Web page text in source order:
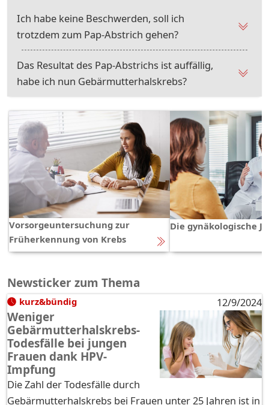
Ich habe keine Beschwerden, soll ich
trotzdem zum Pap-Abstrich gehen?
Das Resultat des Pap-Abstrichs ist auffällig,
habe ich nun Gebärmutterhalskrebs?
Vorsorgeuntersuchung zur
Früherkennung von Krebs
Die gynäkologische
Newsticker zum Thema
kurz&bündig 12/9/2024
Weniger
Gebärmutterhalskrebs-
Todesfälle bei jungen
Frauen dank HPV-
Impfung
Die Zahl der Todesfälle durch
Gebärmutterhalskrebs bei Frauen unter 25 Jahren ist in